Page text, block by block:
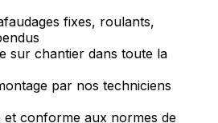
fixes, roulants,
sur chantier dans toute la
par nos techniciens
et conforme aux normes de